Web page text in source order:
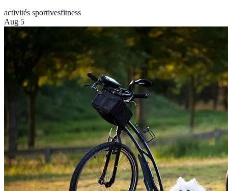
activités sportivesfitness
Aug 5